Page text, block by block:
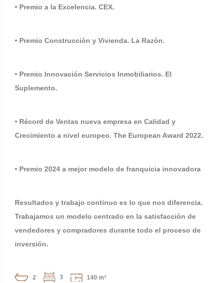
• Premio a la Excelencia. CEX.
• Premio Construcción y Vivienda. La Razón.
• Premio Innovación Servicios Inmobiliarios. El
Suplemento.
• Récord de Ventas nueva empresa en Calidad y
Crecimiento a nivel europeo. The European Award 2022.
• Premio 2024 a mejor modelo de franquicia innovadora
Resultados y trabajo continuo es lo que nos diferencia.
Trabajamos un modelo centrado en la satisfacción de
vendedores y compradores durante todo el proceso de
inversión.
2 3 140 m²